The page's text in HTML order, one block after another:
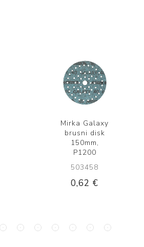
Mirka Galaxy
brusni disk
150mm,
P1200
503458
0,62 €